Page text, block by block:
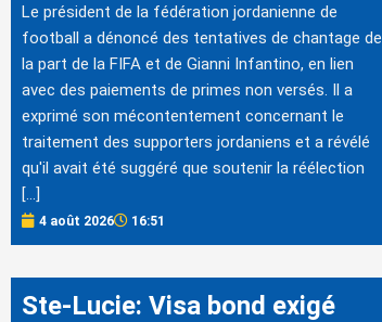
Le président de la fédération jordanienne de
football a dénoncé des tentatives de chantage de
la part de la FIFA et de Gianni Infantino, en lien
avec des paiements de primes non versés. Il a
exprimé son mécontentement concernant le
traitement des supporters jordaniens et a révélé
qu'il avait été suggéré que soutenir la réélection
[…]
4 août 2026 16:51
Ste-Lucie: Visa bond exigé